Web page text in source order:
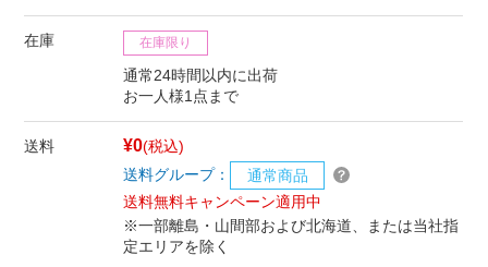
在庫 在庫限り
通常24時間以内に出荷
お一人様1点まで
送料 ¥0(税込)
送料グループ：
通常商品
送料無料キャンペーン適用中
※一部離島・山間部および北海道、または当社指
定エリアを除く